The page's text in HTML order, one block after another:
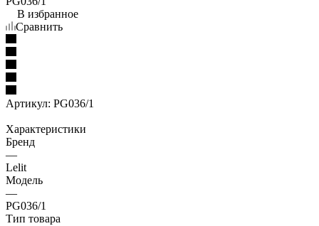
В избранное
Сравнить
Артикул: PG036/1
Характеристики
Бренд
—
Lelit
Модель
—
PG036/1
Тип товара